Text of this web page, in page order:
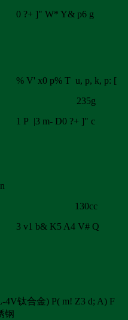
0 ?+ ]" W* Y& p6 g
% V' x0 p% T u, p, k, p: [
235g
1 P |3 m- D0 ?+ ]" c
130cc
3 v1 b& K5 A4 V# Q
4V钛合金) P( m! Z3 d; A) F
钢